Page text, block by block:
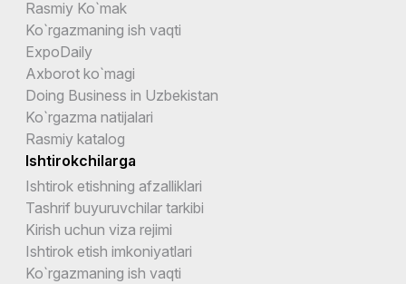
Rasmiy Ko`mak
Ko`rgazmaning ish vaqti
ExpoDaily
Axborot ko`magi
Doing Business in Uzbekistan
Ko`rgazma natijalari
Rasmiy katalog
Ishtirokchilarga
Ishtirok etishning afzalliklari
Tashrif buyuruvchilar tarkibi
Kirish uchun viza rejimi
Ishtirok etish imkoniyatlari
Ko`rgazmaning ish vaqti